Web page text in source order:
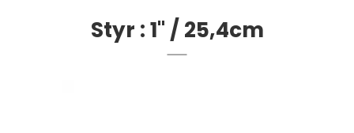
Styr : 1" / 25,4cm